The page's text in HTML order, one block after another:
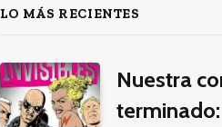
LO MÁS RECIENTES
Nuestra